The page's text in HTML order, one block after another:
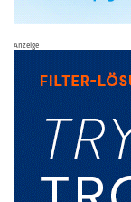
Anzeige